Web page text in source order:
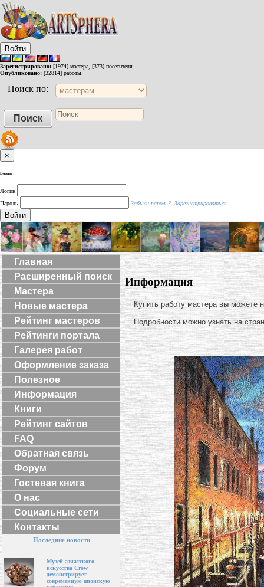
Войти
Зарегистрировано: [1974] мастера, [373] посетителя.
Опубликовано: [32814] работы.
Поиск по:
×
Войти
Логин
Пароль
Забыли пароль? Зарегистрироваться
Войти
Главная
Расширенный поиск
Мастера
Новые мастера
Рейтинг мастеров
Рейтинги портала
Галерея работ
Оформление заказа
Полезное
Информация
Книги
Рейтинг сайтов
FAQ
Обратная связь
Форум
Гостевая книга
О нас
Социальные сети
Контакты
Последние новости
Музей азиатского
искусства Crow
демонстрирует
современную японскую
Информация
Купить работу мастера вы можете
Подробности можно узнать на